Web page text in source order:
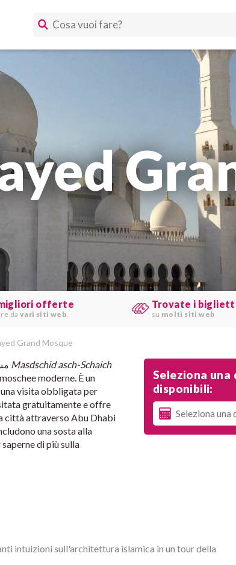
offerte
da vari siti web
Trovate i
su molti siti web
Grand Mosque
Masdschid asch-Schaich
moderne. È un
visita obbligata per
gratuitamente e offre
città attraverso Abu Dhabi
una sosta alla
di più sulla
Seleziona
disponibili:
intuizioni sull'architettura islamica in un tour della